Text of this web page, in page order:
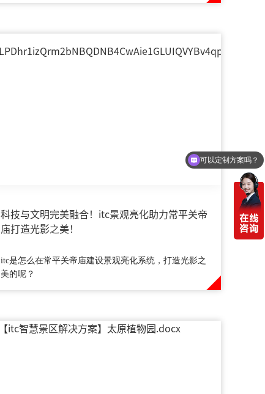
科技与文明完美融合！itc景观亮化助力常平关帝
庙打造光影之美！
itc是怎么在常平关帝庙建设景观亮化系统，打造光影之
美的呢？
你们电话多少